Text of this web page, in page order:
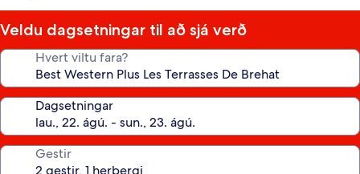
Veldu dagsetningar til að sjá verð
Hvert viltu fara?
Dagsetningar
Gestir